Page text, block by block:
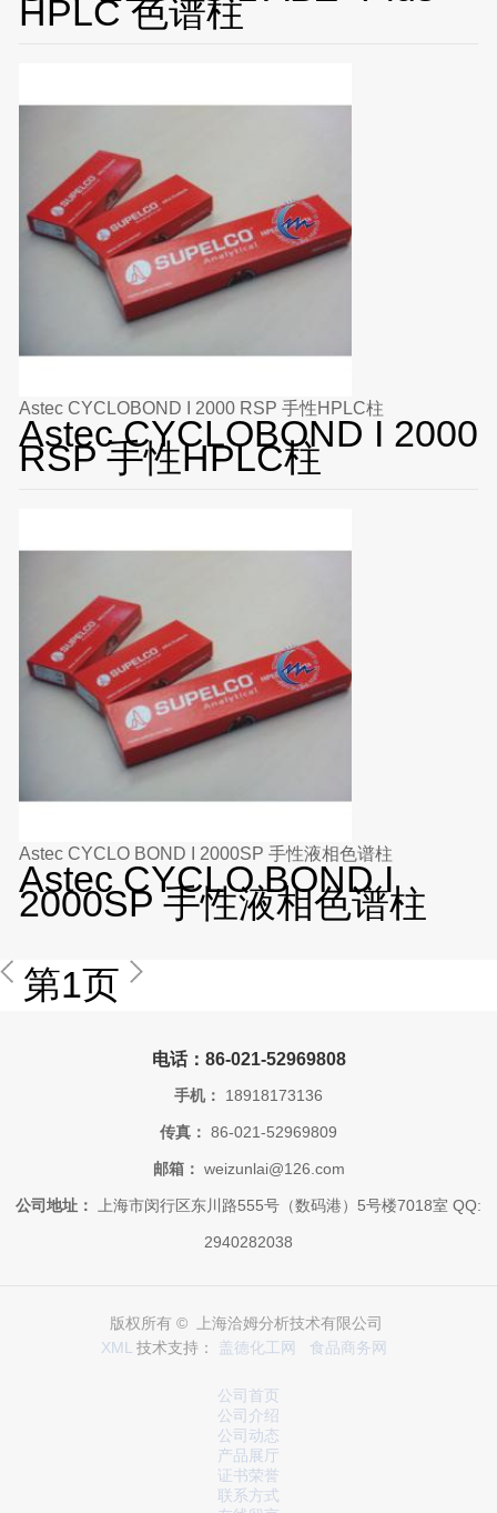
HPLC 色谱柱
Astec CYCLOBOND I 2000 RSP 手性HPLC柱
Astec CYCLOBOND I 2000
RSP 手性HPLC柱
Astec CYCLO BOND I 2000SP 手性液相色谱柱
Astec CYCLO BOND I
2000SP 手性液相色谱柱
第1页
电话：86-021-52969808
手机： 18918173136
传真： 86-021-52969809
邮箱： weizunlai@126.com
公司地址： 上海市闵行区东川路555号（数码港）5号楼7018室 QQ:
2940282038
版权所有 © 上海洽姆分析技术有限公司
XML 技术支持： 盖德化工网 食品商务网
公司首页
公司介绍
公司动态
产品展厅
证书荣誉
联系方式